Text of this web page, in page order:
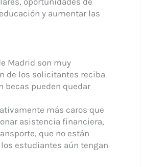
y aumentar las
Madrid son muy
de los solicitantes reciba
becas pueden quedar
más caros que
asistencia financiera,
que no están
estudiantes aún tengan